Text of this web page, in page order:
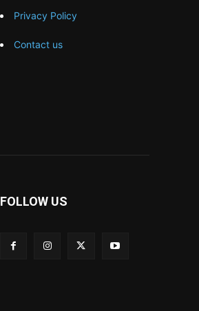
Privacy Policy
Contact us
FOLLOW US